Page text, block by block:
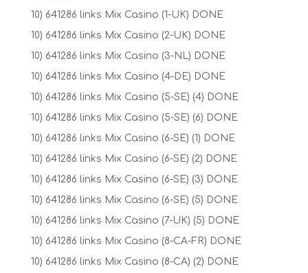
10) 641286 links Mix Casino (1-UK) DONE
10) 641286 links Mix Casino (2-UK) DONE
10) 641286 links Mix Casino (3-NL) DONE
10) 641286 links Mix Casino (4-DE) DONE
10) 641286 links Mix Casino (5-SE) (4) DONE
10) 641286 links Mix Casino (5-SE) (6) DONE
10) 641286 links Mix Casino (6-SE) (1) DONE
10) 641286 links Mix Casino (6-SE) (2) DONE
10) 641286 links Mix Casino (6-SE) (3) DONE
10) 641286 links Mix Casino (6-SE) (5) DONE
10) 641286 links Mix Casino (7-UK) (5) DONE
10) 641286 links Mix Casino (8-CA-FR) DONE
10) 641286 links Mix Casino (8-CA) (2) DONE